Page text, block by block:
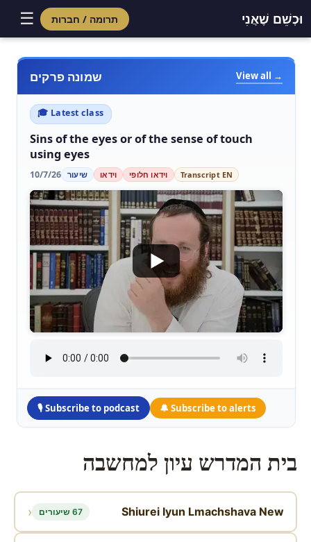
וּכְשֵׁם שֶׁאֲנִי תרומה / חברות ☰
שמונה פרקים View all →
🎓 Latest class
Sins of the eyes or of the sense of touch
using eyes
10/7/26 שיעור וידאו וידאו חלופי Transcript EN
🎙 Subscribe to podcast 🔔 Subscribe to alerts
בית המדרש עיון למחשבה
Shiurei Iyun Lmachshava New 67 שיעורים ‹